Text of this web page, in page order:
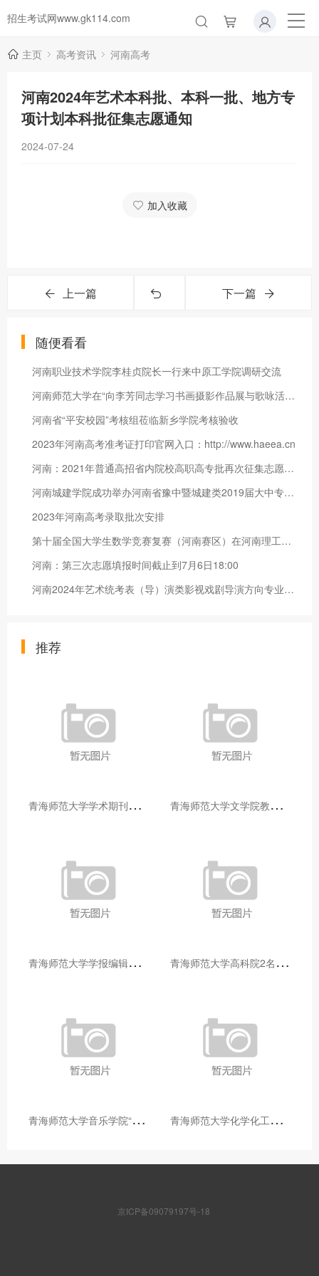
招生考试网www.gk114.com
主页 高考资讯 河南高考
河南2024年艺术本科批、本科一批、地方专
项计划本科批征集志愿通知
2024-07-24
加入收藏
上一篇 下一篇
随便看看
河南职业技术学院李桂贞院长一行来中原工学院调研交流
河南师范大学在“向李芳同志学习书画摄影作品展与歌咏活动”中获
河南省“平安校园”考核组莅临新乡学院考核验收
2023年河南高考准考证打印官网入口：http://www.haeea.cn
河南：2021年普通高招省内院校高职高专批再次征集志愿的通知
河南城建学院成功举办河南省豫中暨城建类2019届大中专毕业生就业
2023年河南高考录取批次安排
第十届全国大学生数学竞赛复赛（河南赛区）在河南理工大学举行
河南：第三次志愿填报时间截止到7月6日18:00
河南2024年艺术统考表（导）演类影视戏剧导演方向专业分数段统计
推荐
青
海师范大学学术期刊两个专栏入选2025年青海省期刊重点专栏 青
海师范大学文学院教师赴山东省相关高校和学术机构交流学习
青
海师范大学学报编辑部赴大通县城关镇上毛佰胜村开展帮扶慰问活动 青
海师范大学高科院2名专家当选中国科学院院士
青
海师范大学音乐学院“青舞华章”本科舞蹈专业中期汇报圆满落幕 青
海师范大学化学化工学院开展铸牢中华民族共同体意识大讲堂活动
京ICP备09079197号-18